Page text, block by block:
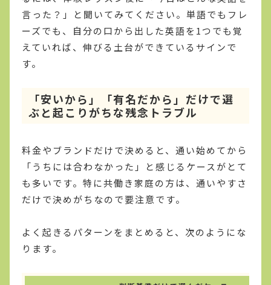
言った？」と聞いてみてください。単語でもフレ
ーズでも、自分の口から出した英語を1つでも覚
えていれば、伸びる土台ができているサインで
す。
「安いから」「有名だから」だけで選
ぶと起こりがちな残念トラブル
料金やブランドだけで決めると、通い始めてから
「うちには合わなかった」と感じるケースがとて
も多いです。特に共働き家庭の方は、通いやすさ
だけで決めがちなので要注意です。
よく起きるパターンをまとめると、次のようにな
ります。